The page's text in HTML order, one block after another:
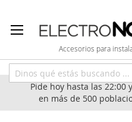
al
contenido
Accesorios para
Pide hoy hasta las 22:00
en más de 500